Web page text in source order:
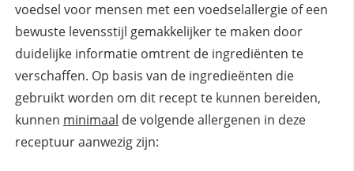
voedsel voor mensen met een voedselallergie of een
bewuste levensstijl gemakkelijker te maken door
duidelijke informatie omtrent de ingrediënten te
verschaffen. Op basis van de ingredieënten die
gebruikt worden om dit recept te kunnen bereiden,
kunnen minimaal de volgende allergenen in deze
receptuur aanwezig zijn: